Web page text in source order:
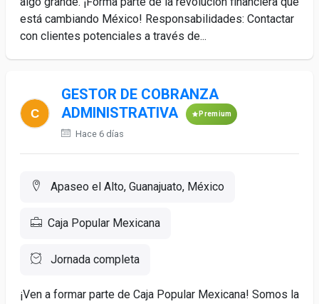
está cambiando México! Responsabilidades: Contactar
con clientes potenciales a través de...
GESTOR DE COBRANZA
ADMINISTRATIVA
Premium
Hace 6 días
Apaseo el Alto, Guanajuato, México
Caja Popular Mexicana
Jornada completa
¡Ven a formar parte de Caja Popular Mexicana! Somos la